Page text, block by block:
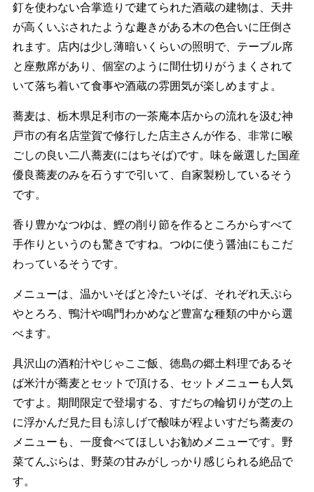
釘を使わない合掌造りで建てられた酒蔵の建物は、天井
が高くいぶされたような趣きがある木の色合いに圧倒さ
れます。店内は少し薄暗いくらいの照明で、テーブル席
と座敷席があり、個室のように間仕切りがうまくされて
いて落ち着いて食事や酒蔵の雰囲気が楽しめますよ。
蕎麦は、栃木県足利市の一茶庵本店からの流れを汲む神
戸市の有名店堂賀で修行した店主さんが作る、非常に喉
ごしの良い二八蕎麦(にはちそば)です。味を厳選した国産
優良蕎麦のみを石うすで引いて、自家製粉しているそう
です。
香り豊かなつゆは、鰹の削り節を作るところからすべて
手作りというのも驚きですね。つゆに使う醤油にもこだ
わっているそうです。
メニューは、温かいそばと冷たいそば、それぞれ天ぷら
やとろろ、鴨汁や鳴門わかめなど豊富な種類の中から選
べます。
具沢山の酒粕汁やじゃこご飯、徳島の郷土料理であるそ
ば米汁が蕎麦とセットで頂ける、セットメニューも人気
ですよ。期間限定で登場する、すだちの輪切りが芝の上
に浮かんだ見た目も涼しげで酸味が程よいすだち蕎麦の
メニューも、一度食べてほしいお勧めメニューです。野
菜てんぷらは、野菜の甘みがしっかり感じられる絶品で
す。